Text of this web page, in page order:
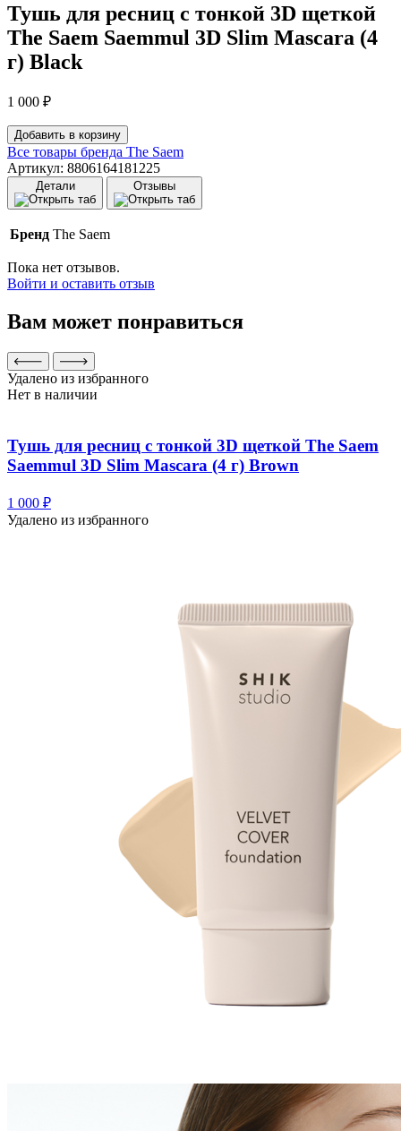
Тушь для ресниц с тонкой 3D щеткой
The Saem Saemmul 3D Slim Mascara (4
г) Black
1 000 ₽
Количество
товара
Тушь
для
ресниц
с
тонкой
3D
щеткой
The
Saem
3D
Mascara
(4
г)
Добавить в корзину
Все товары бренда The Saem
Артикул: 8806164181225
Детали Отзывы
Бренд The Saem
Пока нет отзывов.
Войти и оставить отзыв
Вам может понравиться
Удалено из избранного
Нет в наличии
Тушь для ресниц с тонкой 3D щеткой The Saem
Saemmul 3D Slim Mascara (4 г) Brown
1 000 ₽
Удалено из избранного